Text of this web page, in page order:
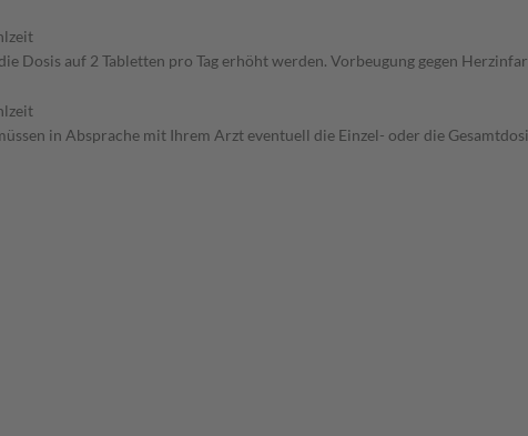
auf 2 Tabletten pro Tag erhöht werden. Vorbeugung gegen
in Absprache mit Ihrem Arzt eventuell die Einzel- oder die